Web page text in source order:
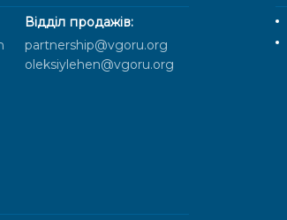
Відділ продажів:
partnership@vgoru.org
oleksiylehen@vgoru.org